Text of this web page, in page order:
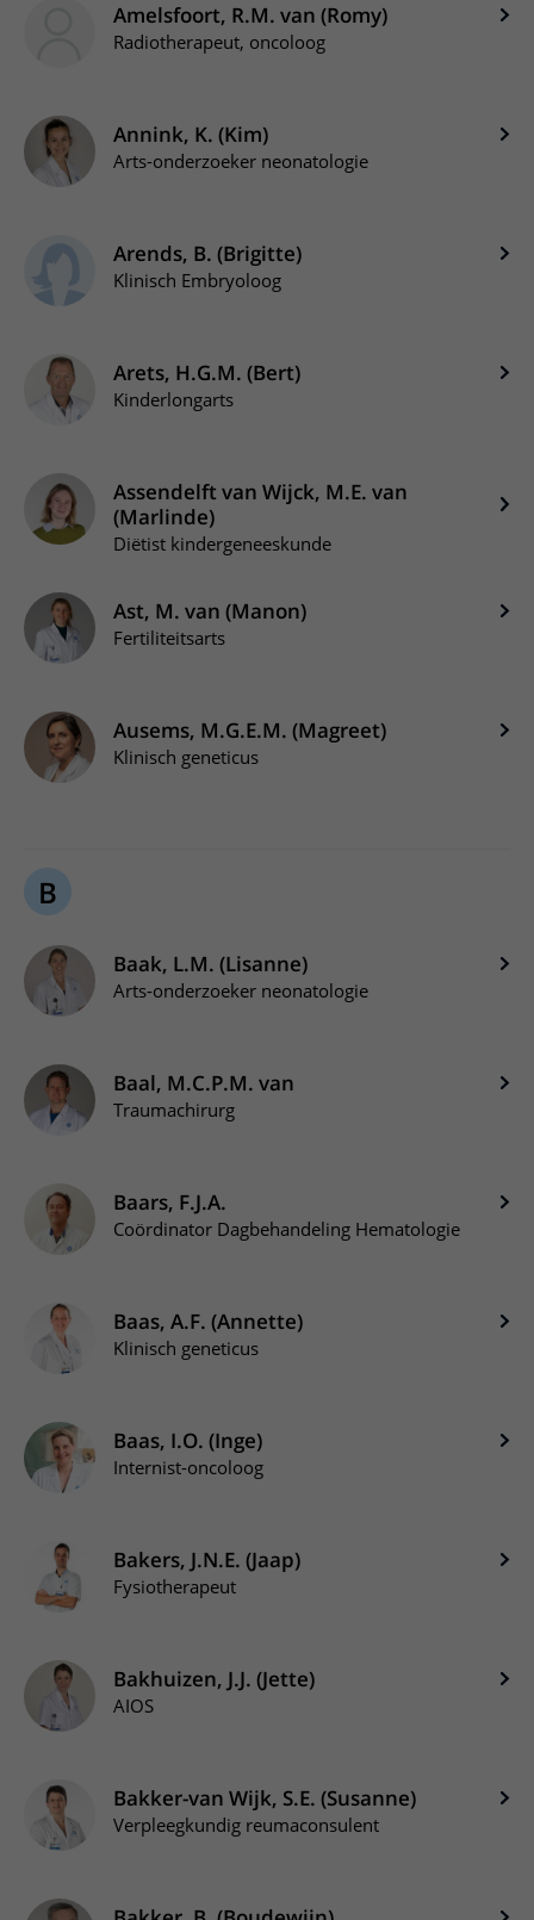
Amelsfoort, R.M. van (Romy)
Radiotherapeut, oncoloog
Annink, K. (Kim)
Arts-onderzoeker neonatologie
Arends, B. (Brigitte)
Klinisch Embryoloog
Arets, H.G.M. (Bert)
Kinderlongarts
Assendelft van Wijck, M.E. van
(Marlinde)
Diëtist kindergeneeskunde
Ast, M. van (Manon)
Fertiliteitsarts
Ausems, M.G.E.M. (Magreet)
Klinisch geneticus
B
Baak, L.M. (Lisanne)
Arts-onderzoeker neonatologie
Baal, M.C.P.M. van
Traumachirurg
Baars, F.J.A.
Coördinator Dagbehandeling Hematologie
Baas, A.F. (Annette)
Klinisch geneticus
Baas, I.O. (Inge)
Internist-oncoloog
Bakers, J.N.E. (Jaap)
Fysiotherapeut
Bakhuizen, J.J. (Jette)
AIOS
Bakker-van Wijk, S.E. (Susanne)
Verpleegkundig reumaconsulent